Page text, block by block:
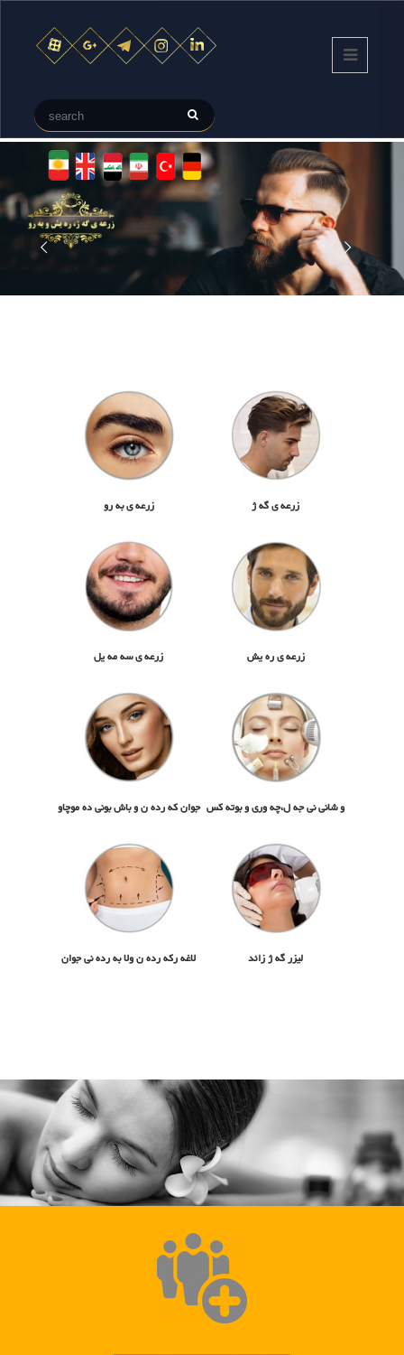
زرعه ی گه ژ زرعه ی به رو
زرعه ی ره یش زرعه ی سه مه یل
و شانی نی جه ل،چه وری و بوته کس جوان که رده ن و باش بونی ده موچاو
لیزر گه ژ زائد لاغه رکه رده ن ولا به رده نی جوان